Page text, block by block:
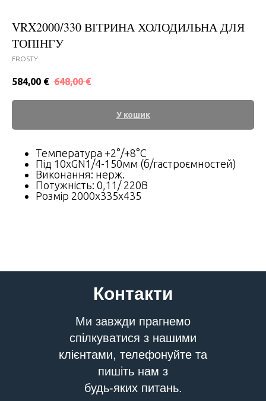
VRX2000/330 ВІТРИНА ХОЛОДИЛЬНА ДЛЯ
ТОПІНГУ
FROSTY
584,00 € 648,00 €
У кошик
Температура +2°/+8°C
Під 10хGN1/4-150мм (б/гастроємностей)
Виконання: нерж.
Потужність: 0,11/ 220В
Розмір 2000x335x435
Контакти
Ми завжди прагнемо
спілкуватися з нашими
клієнтами, телефонуйте та
пишіть нам з
будь-яких питань.